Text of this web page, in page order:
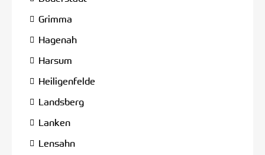
Grimma
Hagenah
Harsum
Heiligenfelde
Landsberg
Lanken
Lensahn